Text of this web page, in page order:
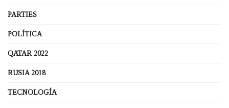
PARTIES
POLÍTICA
QATAR 2022
RUSIA 2018
TECNOLOGÍA